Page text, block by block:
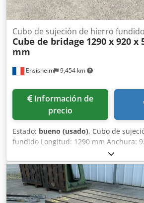
Ensisheim 9,454 km
Cubo de sujeción de hierro fundido
Cube de bridage 1290 x 920 x
mm
Información de
precio
Estado: bueno (usado), Cubo de
fundido Longitud: 1290 mm Anchura:
mm Dimensiones de las ranuras en T:
con ranuras Crodpezmw Tlefx Ai Sof
aproximadamente 1 tonelada